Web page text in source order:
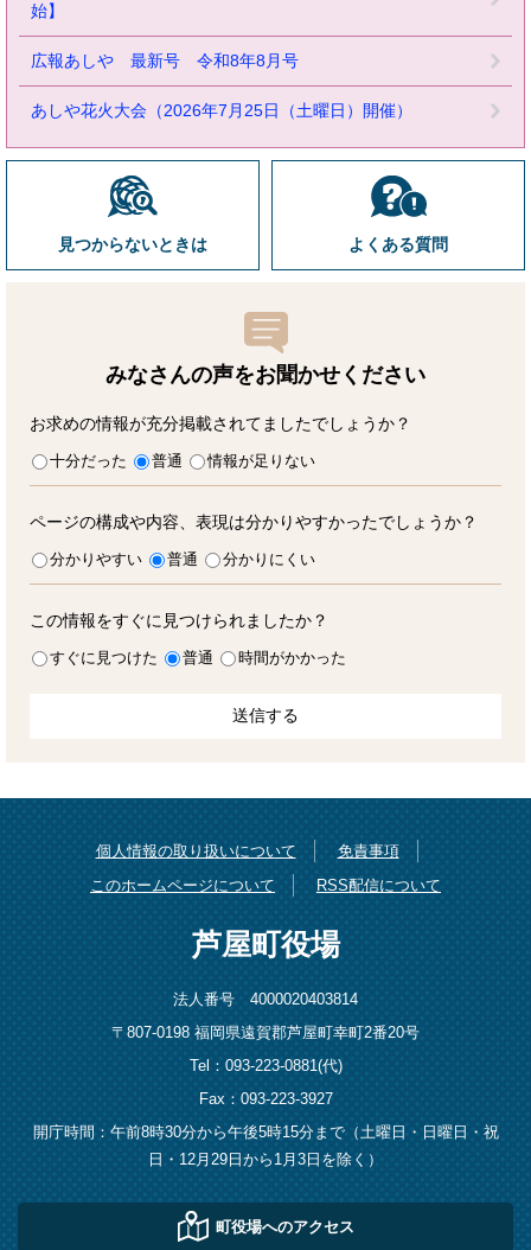
始】
広報あしや 最新号 令和8年8月号
あしや花火大会（2026年7月25日（土曜日）開催）
見つからないときは よくある質問
みなさんの声をお聞かせ ください
お求めの情報が充分掲載されてましたでしょうか？
十分だった 普通 情報が足りない
ページの構成や内容、表現は分かりやすかったでしょうか？
分かりやすい 普通 分かりにくい
この情報をすぐに見つけられましたか？
すぐに見つけた 普通 時間がかかった
個人情報の取り扱いについて
免責事項
このホームページについて
RSS配信について
芦屋町役場
法人番号 4000020403814
〒807-0198 福岡県遠賀郡芦屋町幸町2番20号
Tel：093-223-0881(代)
Fax：093-223-3927
開庁時間：午前8時30分から午後5時15分まで（土曜日・日曜日・祝
日・12月29日から1月3日を除く）
町役場へのアクセス